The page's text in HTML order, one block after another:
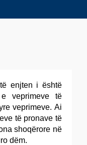
enjten i është
veprimeve të
veprimeve. Ai
të pronave të
shoqërore në
dëm.